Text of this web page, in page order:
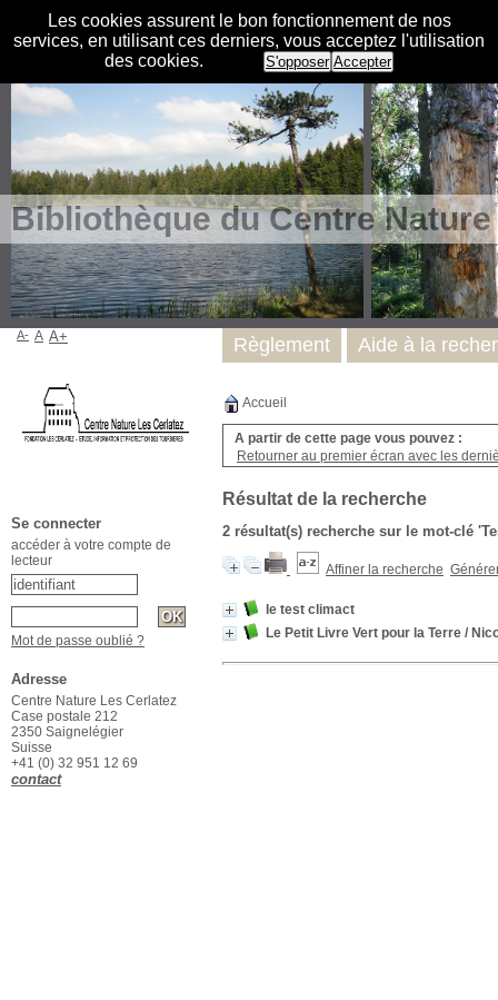
Les cookies assurent le bon fonctionnement de nos
services, en utilisant ces derniers, vous acceptez l'utilisation
des cookies.
S'opposer Accepter
Bibliothèque du Centre
Accueil
A partir de cette page vous pouvez :
Retourner au premier écran avec les
Résultat de la recherche
2 résultat(s) recherche sur le mot-clé
Affiner la recherche
le test climact
Le Petit Livre Vert pour la Terre /
Règlement Aide à la
A- A A+
Se connecter
accéder à votre compte de
lecteur
Mot de passe oublié ?
Adresse
Centre Nature Les Cerlatez
Case postale 212
2350 Saignelégier
Suisse
+41 (0) 32 951 12 69
contact